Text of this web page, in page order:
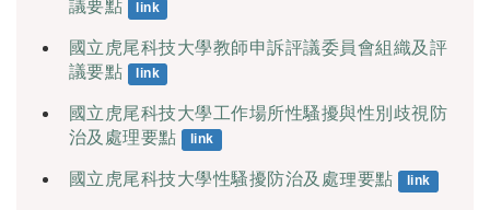
議要點
link
國立虎尾科技大學教師申訴評議委員會組織及評
議要點
link
國立虎尾科技大學工作場所性騷擾與性別歧視防
治及處理要點
link
國立虎尾科技大學性騷擾防治及處理要點 link